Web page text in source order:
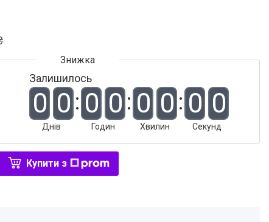
Залишилось
0 0
Днів
0 0
Годин
0 0
Хвилин
0 0
Секунд
Купити з